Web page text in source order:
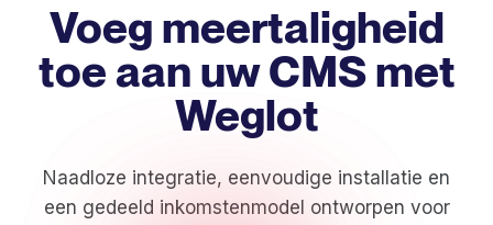
Voeg meertaligheid
toe aan uw CMS met
Weglot
Naadloze integratie, eenvoudige installatie en
een gedeeld inkomstenmodel ontworpen voor